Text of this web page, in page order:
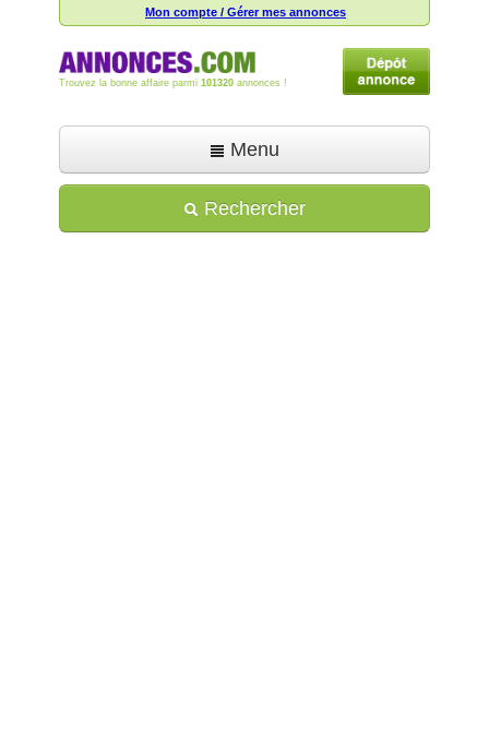
Mon compte / Gérer mes annonces
Trouvez la bonne affaire parmi 101320 annonces !
Menu
Déposer une annonce
Rechercher